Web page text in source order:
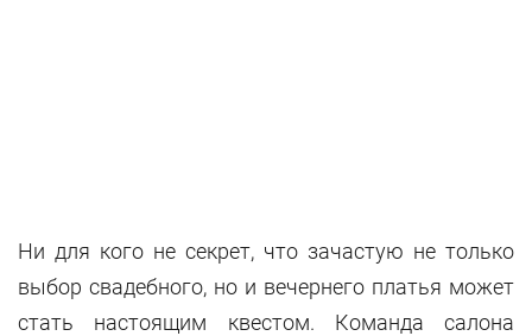
Ни для кого не секрет, что зачастую не только
выбор свадебного, но и вечернего платья может
стать настоящим квестом. Команда салона